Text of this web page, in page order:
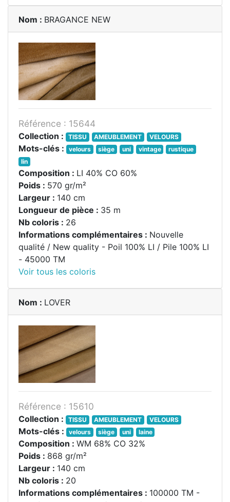
Nom : BRAGANCE NEW
Référence : 15644
Collection : TISSU AMEUBLEMENT VELOURS
Mots-clés : velours siège uni vintage
rustique
lin
Composition : LI 40% CO 60%
Poids : 570 gr/m²
Largeur : 140 cm
Longueur de pièce : 35 m
Nb coloris : 26
Informations complémentaires : Nouvelle
qualité / New quality - Poil 100% LI / Pile 100% LI
- 45000 TM
Voir tous les coloris
Nom : LOVER
Référence : 15610
Collection : TISSU AMEUBLEMENT VELOURS
Mots-clés : velours siège uni laine
Composition : WM 68% CO 32%
Poids : 868 gr/m²
Largeur : 140 cm
Nb coloris : 20
Informations complémentaires : 100000 TM -